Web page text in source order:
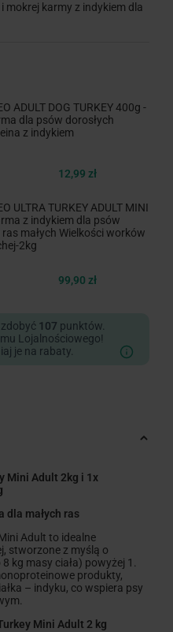
karmy z indykiem dla
ADULT DOG TURKEY 400g -
dla psów dorosłych
z indykiem
12,99 zł
ULTRA TURKEY ADULT MINI
z indykiem dla psów
ras małych Wielkości worków
2kg
99,90 zł
107 punktów.
Lojalnościowego!
je na rabaty.
Mini Adult 2kg i 1x
dla małych ras
Adult to idealne
stworzone z myślą o
kg masy ciała) powyżej 1.
produkty,
– indyku, co wspiera psy
Mini Adult 2 kg